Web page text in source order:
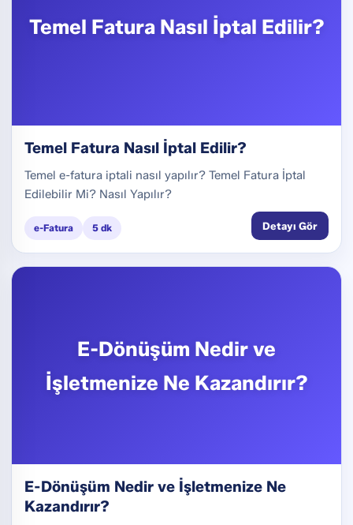
Temel Fatura Nasıl İptal Edilir?
Temel Fatura Nasıl İptal Edilir?
Temel e-fatura iptali nasıl yapılır? Temel Fatura İptal
Edilebilir Mi? Nasıl Yapılır?
e-Fatura 5 dk Detayı Gör
E-Dönüşüm Nedir ve
İşletmenize Ne Kazandırır?
E-Dönüşüm Nedir ve İşletmenize Ne
Kazandırır?